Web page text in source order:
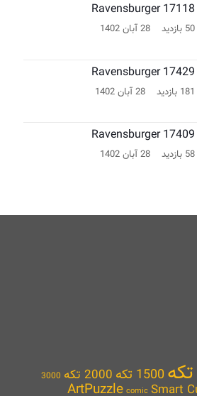
Ravensburger 17118
50 بازدید 28 آبان 1402
Ravensburger 17429
181 بازدید 28 آبان 1402
Ravensburger 17409
58 بازدید 28 آبان 1402
1500 تکه 2000 تکه
3000
ArtPuzzle comic Smart